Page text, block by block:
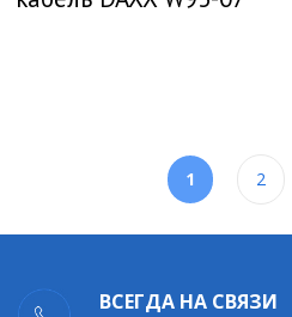
1 2
ВСЕГДА НА СВЯЗИ